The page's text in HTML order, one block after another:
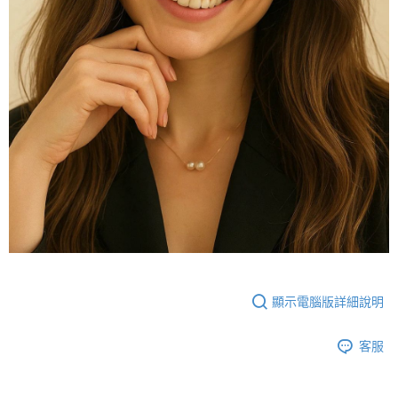
顯示電腦版詳細說明
客服